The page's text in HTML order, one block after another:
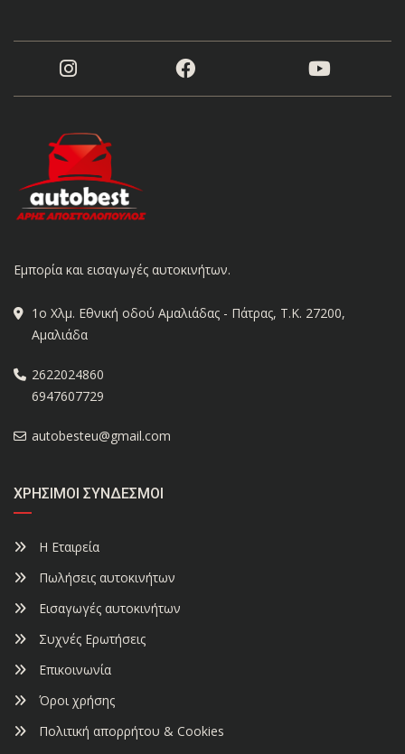
Εμπορία και εισαγωγές αυτοκινήτων.
1ο Χλμ. Εθνική οδού Αμαλιάδας - Πάτρας, Τ.Κ. 27200,
Αμαλιάδα
2622024860
6947607729
autobesteu@gmail.com
ΧΡΉΣΙΜΟΙ ΣΎΝΔΕΣΜΟΙ
Η Εταιρεία
Πωλήσεις αυτοκινήτων
Εισαγωγές αυτοκινήτων
Συχνές Ερωτήσεις
Επικοινωνία
Όροι χρήσης
Πολιτική απορρήτου & Cookies